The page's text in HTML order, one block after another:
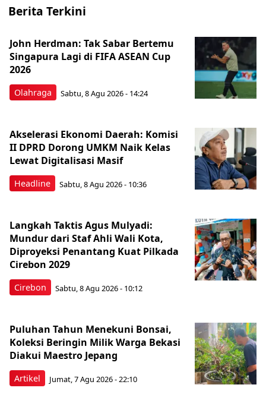
Berita Terkini
Olahraga
John Herdman: Tak Sabar Bertemu
Singapura Lagi di FIFA ASEAN Cup
2026
Sabtu, 8 Agu 2026 - 14:24
Headline
Akselerasi Ekonomi Daerah: Komisi
II DPRD Dorong UMKM Naik Kelas
Lewat Digitalisasi Masif
Sabtu, 8 Agu 2026 - 10:36
Cirebon
Langkah Taktis Agus Mulyadi:
Mundur dari Staf Ahli Wali Kota,
Diproyeksi Penantang Kuat Pilkada
Cirebon 2029
Sabtu, 8 Agu 2026 - 10:12
Artikel
Puluhan Tahun Menekuni Bonsai,
Koleksi Beringin Milik Warga Bekasi
Diakui Maestro Jepang
Jumat, 7 Agu 2026 - 22:10